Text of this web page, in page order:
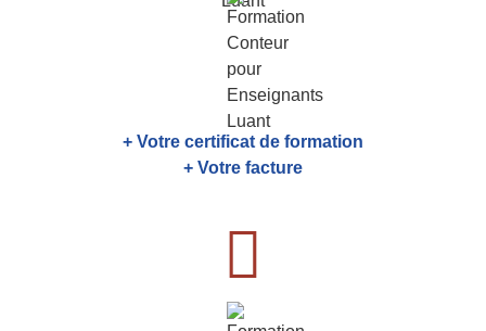
+ Votre certificat de formation
+ Votre facture